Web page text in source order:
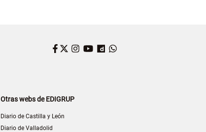
Facebook
Twitter
Instagram
YouTube
Dailymotion
Otras webs de EDIGRUP
Diario de Castilla y León
Diario de Valladolid